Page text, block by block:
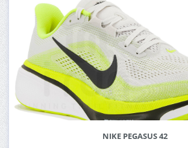
NIKE PEGASUS 42